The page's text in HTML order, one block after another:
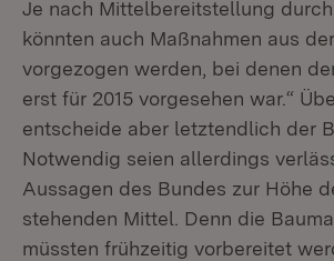
Je nach Mittelbereitstellung
könnten auch Maßnahmen aus
vorgezogen werden, bei denen
erst für 2015 vorgesehen war.“
entscheide aber letztendlich der
Notwendig seien allerdings
Aussagen des Bundes zur Höhe
stehenden Mittel. Denn die
müssten frühzeitig vorbereitet